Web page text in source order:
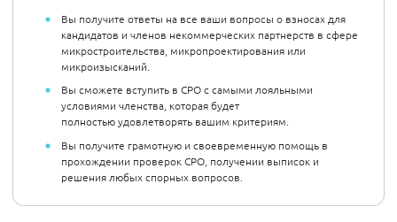
Вы получите ответы на все ваши вопросы о взносах для
кандидатов и членов некоммерческих партнерств в сфере
микростроительства, микропроектирования или
микроизысканий.
Вы сможете вступить в СРО с самыми лояльными
условиями членства, которая будет
полностью удовлетворять вашим критериям.
Вы получите грамотную и своевременную помощь в
прохождении проверок СРО, получении выписок и
решения любых спорных вопросов.